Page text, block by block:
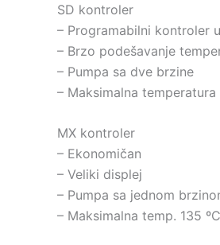
SD kontroler
– Programabilni kontroler
– Brzo podešavanje
– Pumpa sa dve brzine
– Maksimalna temperatura
MX kontroler
– Ekonomičan
– Veliki displej
– Pumpa sa jednom
– Maksimalna temp. 135